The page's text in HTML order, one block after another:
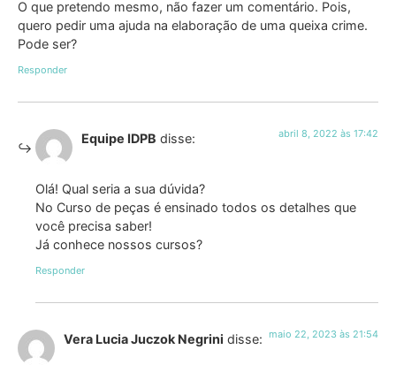
O que pretendo mesmo, não fazer um comentário. Pois,
quero pedir uma ajuda na elaboração de uma queixa crime.
Pode ser?
Responder
Equipe IDPB disse: abril 8, 2022 às 17:42
Olá! Qual seria a sua dúvida?
No Curso de peças é ensinado todos os detalhes que
você precisa saber!
Já conhece nossos cursos?
Responder
Vera Lucia Juczok Negrini disse: maio 22, 2023 às 21:54